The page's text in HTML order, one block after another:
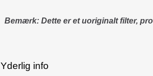
Bemærk: Dette er et uoriginalt filter,
Yderlig info